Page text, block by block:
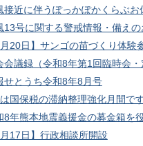
接近に伴うぽっかぽかくらぶお
13号に関する警戒情報・備え
月20日】サンゴの苗づくり体験
会議録（令和8年第1回臨時会・
せとうち令和8年8月号
国保税の滞納整理強化月間で
8年熊本地震義援金の募金箱を
月17日】行政相談所開設